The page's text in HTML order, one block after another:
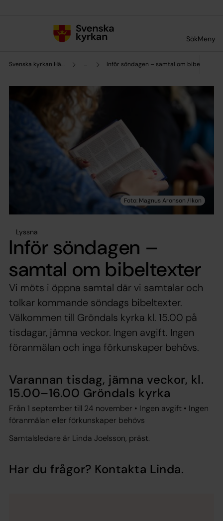
SökMeny
Svenska kyrkan Hägerstens församling ... Inför söndagen – samtal om bibeltexter
Lyssna
Inför söndagen –
samtal om bibeltexter
Vi möts i öppna samtal där vi samtalar och
tolkar kommande söndags bibeltexter.
Välkommen till Gröndals kyrka kl. 15.00 på
tisdagar, jämna veckor. Ingen avgift. Ingen
föranmälan och inga förkunskaper behövs.
Varannan tisdag, jämna veckor, kl.
15.00–16.00 Gröndals kyrka
Från 1 september till 24 november • Ingen avgift • Ingen
föranmälan eller förkunskaper behövs
Samtalsledare är Linda Joelsson, präst.
Har du frågor? Kontakta Linda.